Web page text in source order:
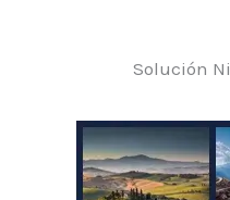
Solución